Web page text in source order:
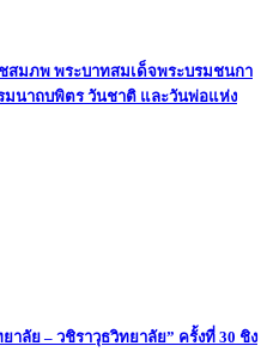
สมภพ พระบาทสมเด็จพระบรมชนกา
นาถบพิตร วันชาติ และวันพ่อแห่ง
ลัย – วชิราวุธวิทยาลัย” ครั้งที่ 30 ชิง